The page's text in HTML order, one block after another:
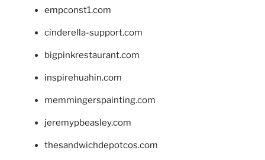
empconst1.com
cinderella-support.com
bigpinkrestaurant.com
inspirehuahin.com
memmingerspainting.com
jeremypbeasley.com
thesandwichdepotcos.com